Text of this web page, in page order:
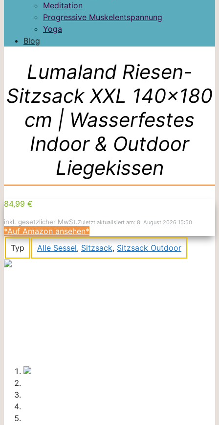
Meditation
Progressive Muskelentspannung
Yoga
Blog
Lumaland Riesen-
Sitzsack XXL 140×180
cm | Wasserfestes
Indoor & Outdoor
Liegekissen
84,99 €
inkl. gesetzlicher MwSt.Zuletzt aktualisiert am: 8. August 2026 15:50
*Auf Amazon ansehen*
Typ
Alle Sessel, Sitzsack, Sitzsack Outdoor